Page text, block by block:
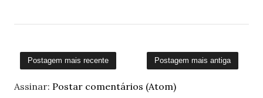
Postagem mais recente Postagem mais antiga
Assinar: Postar comentários (Atom)